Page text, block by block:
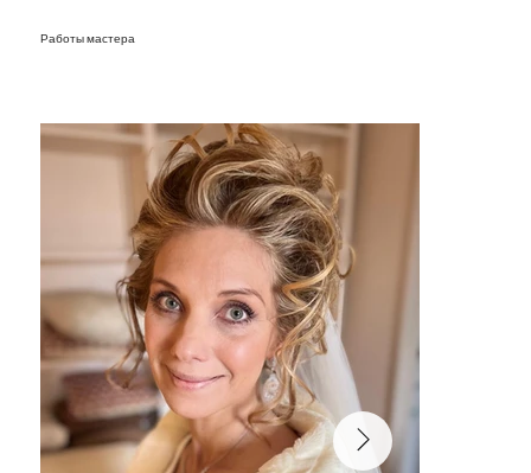
Работы мастера